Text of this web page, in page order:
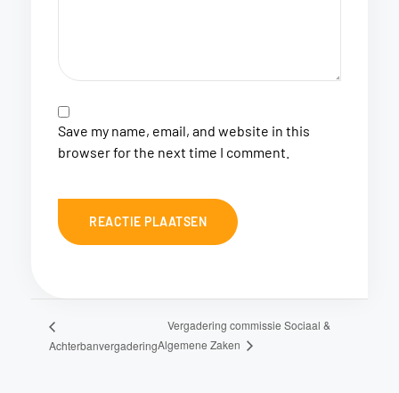
Save my name, email, and website in this
browser for the next time I comment.
Achterbanvergadering
Vergadering commissie Sociaal &
Algemene Zaken